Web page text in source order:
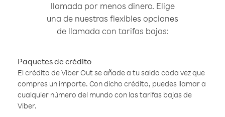
llamada por menos dinero. Elige
una de nuestras flexibles opciones
de llamada con tarifas bajas:
Paquetes de crédito
El crédito de Viber Out se añade a tu saldo cada vez que
compres un importe. Con dicho crédito, puedes llamar a
cualquier número del mundo con las tarifas bajas de
Viber.